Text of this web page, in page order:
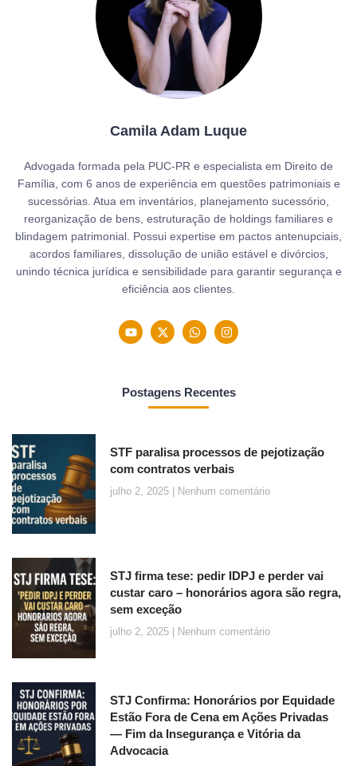
Camila Adam Luque
Advogada formada pela PUC-PR e especialista em Direito de
Família, com 6 anos de experiência em questões patrimoniais e
sucessórias. Atua em inventários, planejamento sucessório,
reorganização de bens, estruturação de holdings familiares e
blindagem patrimonial. Possui expertise em pactos antenupciais,
acordos familiares, dissolução de união estável e divórcios,
unindo técnica jurídica e sensibilidade para garantir segurança e
eficiência aos clientes.
Postagens Recentes
STF paralisa processos de pejotização
com contratos verbais
julho 2, 2025 Nenhum comentário
STJ firma tese: pedir IDPJ e perder vai
custar caro – honorários agora são regra,
sem exceção
julho 2, 2025 Nenhum comentário
STJ Confirma: Honorários por Equidade
Estão Fora de Cena em Ações Privadas
— Fim da Insegurança e Vitória da
Advocacia